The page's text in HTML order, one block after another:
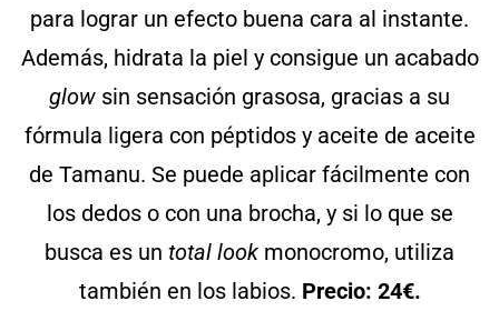
para lograr un efecto buena cara al instante.
Además, hidrata la piel y consigue un acabado
glow sin sensación grasosa, gracias a su
fórmula ligera con péptidos y aceite de aceite
de Tamanu. Se puede aplicar fácilmente con
los dedos o con una brocha, y si lo que se
busca es un total look monocromo, utiliza
también en los labios. Precio: 24€.